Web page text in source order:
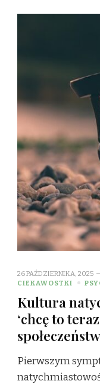
26 PAŹDZIERNIKA, 2025
CIEKAWOSTKI
Kultura
‘chcę to
Pierwszym